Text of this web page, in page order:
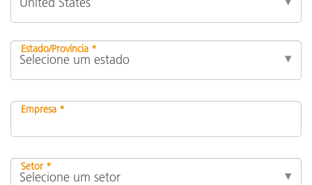
Estado/Província *
Empresa *
Setor *